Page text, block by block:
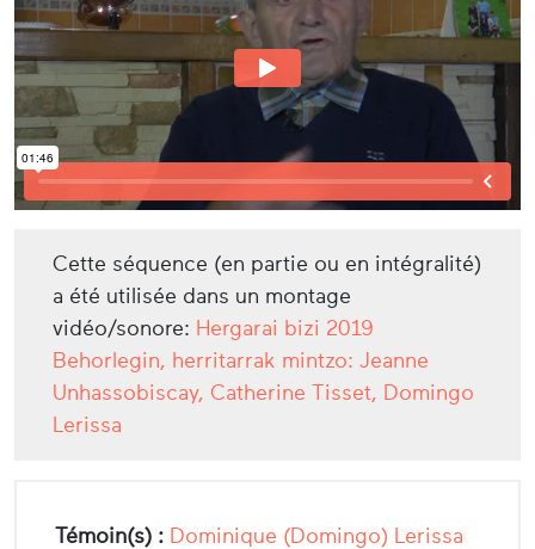
Cette séquence (en partie ou en intégralité)
a été utilisée dans un montage
vidéo/sonore: Hergarai bizi 2019
Behorlegin, herritarrak mintzo: Jeanne
Unhassobiscay, Catherine Tisset, Domingo
Lerissa
Témoin(s) : Dominique (Domingo) Lerissa